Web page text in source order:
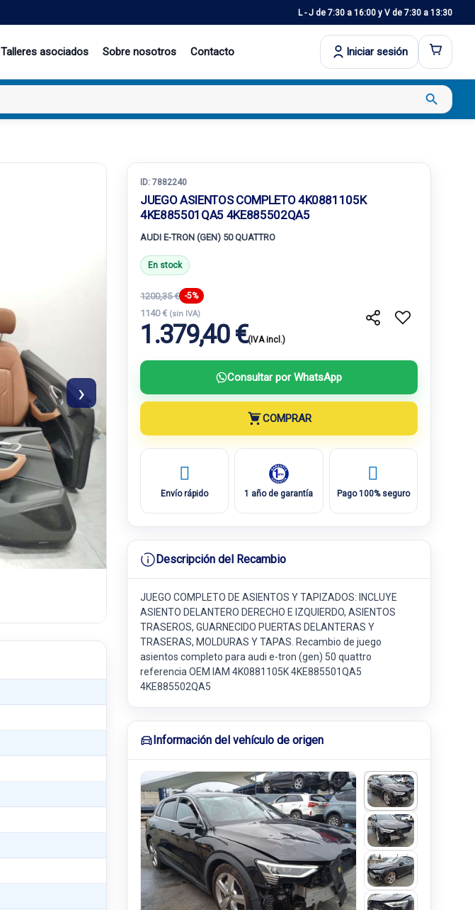
L - J de 7:30 a 16:00 y V de 7:30 a 13:30
Talleres asociados Sobre nosotros Contacto Iniciar sesión
search
›
ID: 7882240
JUEGO ASIENTOS COMPLETO 4K0881105K
4KE885501QA5 4KE885502QA5
AUDI E-TRON (GEN) 50 QUATTRO
En stock
1200,35 € -5%
1140 € (sin IVA)
1.379,40 €(IVA incl.)
Consultar por WhatsApp
COMPRAR
Envío rápido 1 año de garantía Pago 100% seguro
Descripción del Recambio
JUEGO COMPLETO DE ASIENTOS Y TAPIZADOS: INCLUYE
ASIENTO DELANTERO DERECHO E IZQUIERDO, ASIENTOS
TRASEROS, GUARNECIDO PUERTAS DELANTERAS Y
TRASERAS, MOLDURAS Y TAPAS. Recambio de juego
asientos completo para audi e-tron (gen) 50 quattro
referencia OEM IAM 4K0881105K 4KE885501QA5
4KE885502QA5
Información del vehículo de origen